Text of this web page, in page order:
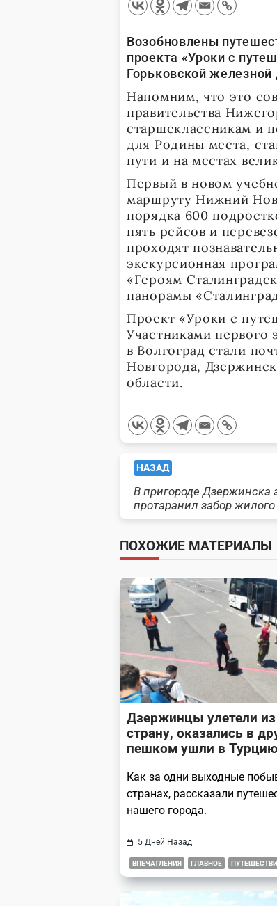
Возобновлены
проекта «Уроки с
Горьковской железной
Напомним, что это
правительства
старшеклассникам и
для Родины места,
пути и на местах
Первый в новом
маршруту Нижний
порядка 600
пять рейсов и
проходят
экскурсионная
«Героям
панорамы
Проект «Уроки с
Участниками первого
в Волгоград стали
Новгорода,
области.
<span
class="nav-
screen-
reader-
text">Page</
НАЗАД
В пригороде Дзержинска
протаранил забор
ПОХОЖИЕ МАТЕРИАЛЫ
Дзержинцы улетели
страну, оказались в
пешком ушли в Турцию
Как за одни выходные
странах, рассказали
нашего города.
5 Дней Назад
ВПЕЧАТЛЕНИЯ ГЛАВНОЕ